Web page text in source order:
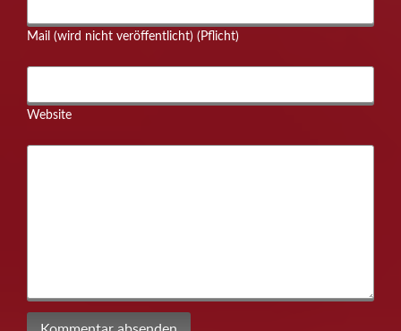
Mail (wird nicht veröffentlicht) (Pflicht)
Website